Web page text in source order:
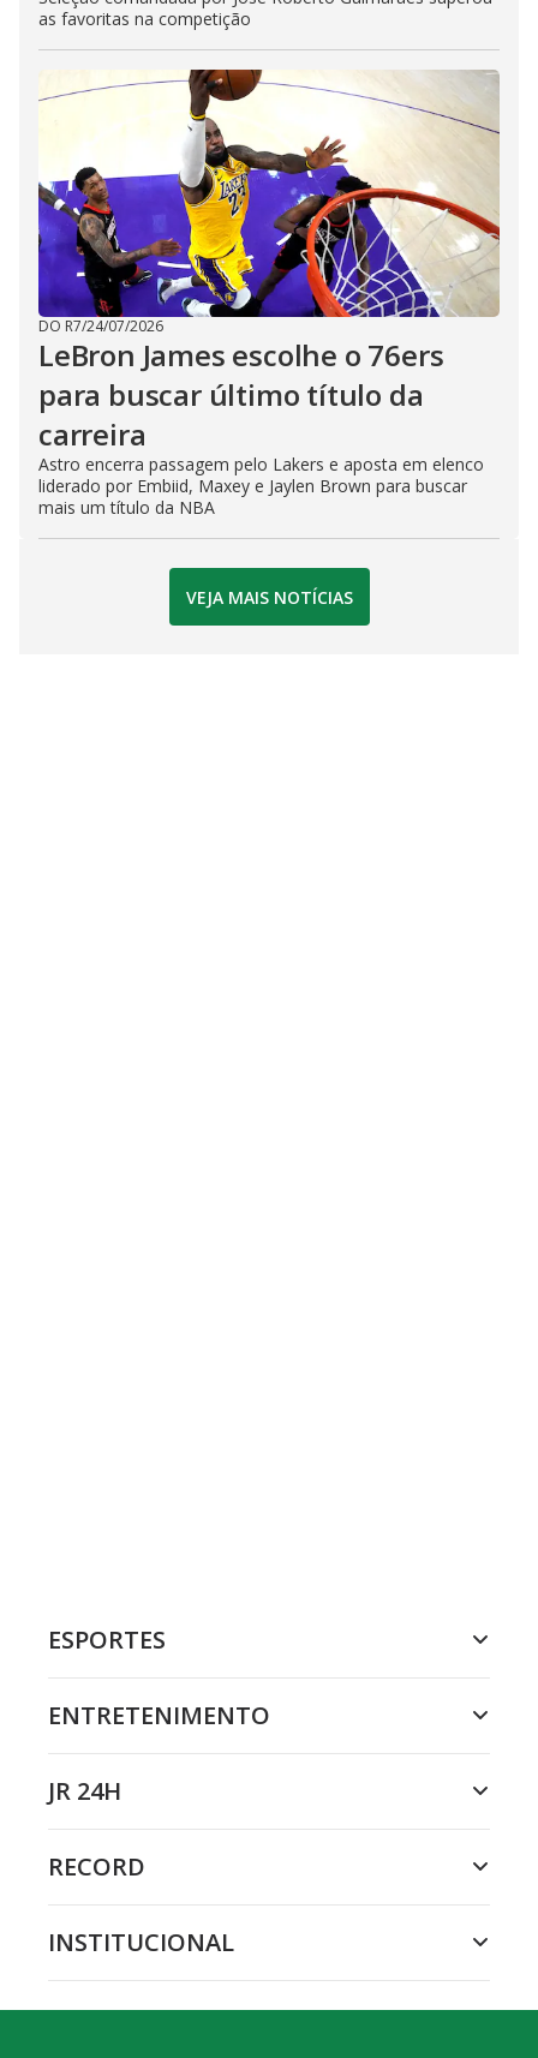
as favoritas na competição
DO R7/24/07/2026
LeBron James escolhe o 76ers
para buscar último título da
carreira
Astro encerra passagem pelo Lakers e aposta em elenco
liderado por Embiid, Maxey e Jaylen Brown para buscar
mais um título da NBA
VEJA MAIS NOTÍCIAS
ESPORTES
ENTRETENIMENTO
JR 24H
RECORD
INSTITUCIONAL